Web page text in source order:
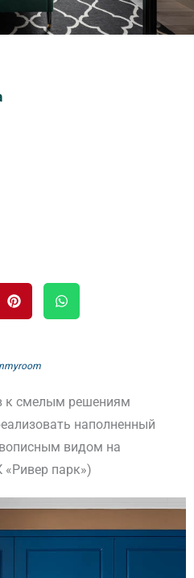
к смелым решениям
наполненный
видом на
«Ривер парк»)